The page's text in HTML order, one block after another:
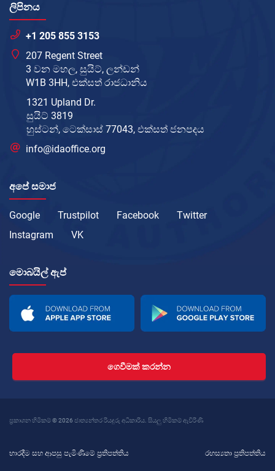
ලිපිනය
+1 205 855 3153
207 Regent Street
3 වන මහල, සුයිට්, ලන්ඩන්
W1B 3HH, එක්සත් රාජධානිය
1321 Upland Dr.
සුයිට් 3819
හුස්ටන්, ටෙක්සාස් 77043, එක්සත් ජනපදය
info@idaoffice.org
අපේ සමාජ
Google Trustpilot Facebook
Twitter
Instagram
VK
මොබයිල් ඇප්
ගෙවීමක් කරන්න
ප්‍රකාශන හිමිකම් © 2026 ජාත්‍යන්තර රියදුරු අධිකාරිය. සියලු හිමිකම් ඇවිරිණි
භාරදීම සහ ආපසු පැමිණීමේ ප්‍රතිපත්තිය රහස්‍යතා ප්‍රතිපත්තිය